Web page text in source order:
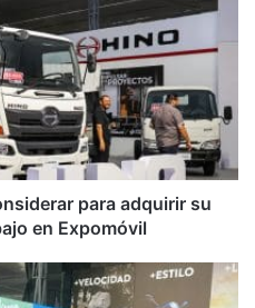
para adquirir su
en Expomóvil